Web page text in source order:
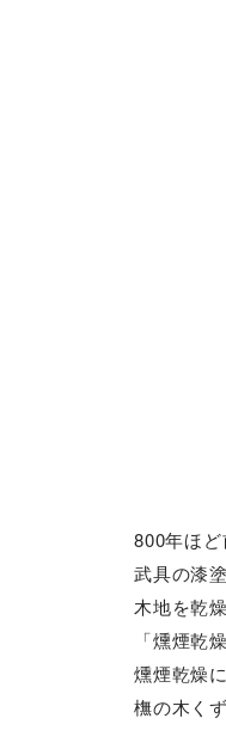
800年ほ
武具の漆
木地を乾
「燻煙乾
燻煙乾燥
橅の木く